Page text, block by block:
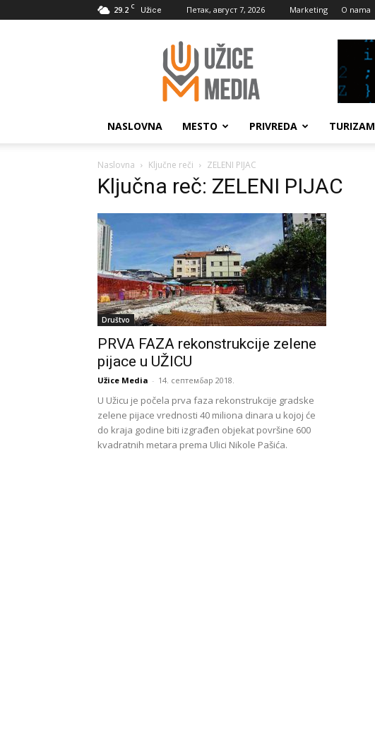
29.2 C Užice Петак, август 7, 2026 Marketing O nama
UžiceMedia
NASLOVNA MESTO PRIVREDA TURIZAM
Naslovna Ključne reči ZELENI PIJAC
Ključna reč: ZELENI PIJAC
Društvo
PRVA FAZA rekonstrukcije zelene
pijace u UŽICU
Užice Media - 14. септембар 2018.
U Užicu je počela prva faza rekonstrukcije gradske
zelene pijace vrednosti 40 miliona dinara u kojoj će
do kraja godine biti izgrađen objekat površine 600
kvadratnih metara prema Ulici Nikole Pašića.